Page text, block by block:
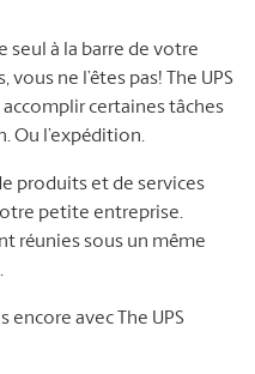
seul à la barre de votre
ne l’êtes pas! The UPS
certaines tâches
Ou l’expédition.
produits et de services
petite entreprise.
réunies sous un même
encore avec The UPS